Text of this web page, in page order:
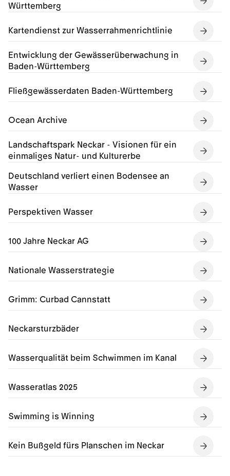
Württemberg
Kartendienst zur Wasserrahmenrichtlinie
Entwicklung der Gewässerüberwachung in
Baden-Württemberg
Fließgewässerdaten Baden-Württemberg
Ocean Archive
Landschaftspark Neckar - Visionen für ein
einmaliges Natur- und Kulturerbe
Deutschland verliert einen Bodensee an
Wasser
Perspektiven Wasser
100 Jahre Neckar AG
Nationale Wasserstrategie
Grimm: Curbad Cannstatt
Neckarsturzbäder
Wasserqualität beim Schwimmen im Kanal
Wasseratlas 2025
Swimming is Winning
Kein Bußgeld fürs Planschen im Neckar